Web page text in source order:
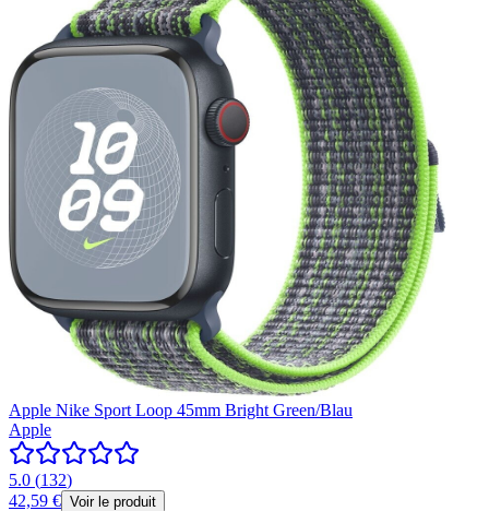
Apple Nike Sport Loop 45mm Bright Green/Blau
Apple
5.0 (132)
42,59 € Voir le produit